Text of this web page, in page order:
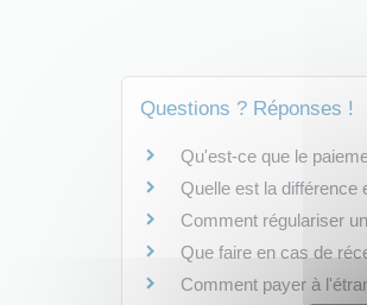
Questions ? Réponses !
Qu'est-ce que le
Quelle est la différence
Comment régulariser
Que faire en cas de
Comment payer à